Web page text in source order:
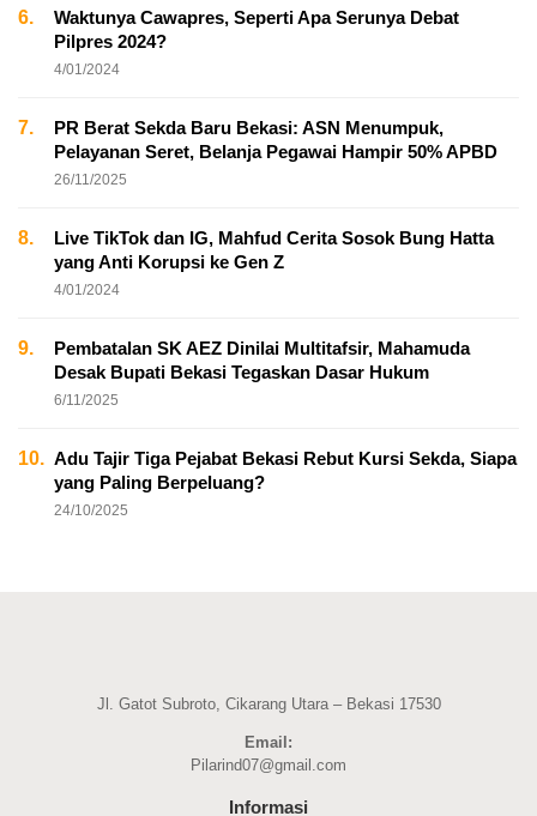
6.
Waktunya Cawapres, Seperti Apa Serunya Debat
Pilpres 2024?
4/01/2024
7.
PR Berat Sekda Baru Bekasi: ASN Menumpuk,
Pelayanan Seret, Belanja Pegawai Hampir 50% APBD
26/11/2025
8.
Live TikTok dan IG, Mahfud Cerita Sosok Bung Hatta
yang Anti Korupsi ke Gen Z
4/01/2024
9.
Pembatalan SK AEZ Dinilai Multitafsir, Mahamuda
Desak Bupati Bekasi Tegaskan Dasar Hukum
6/11/2025
10. Adu Tajir Tiga Pejabat Bekasi Rebut Kursi Sekda, Siapa
yang Paling Berpeluang?
24/10/2025
Jl. Gatot Subroto, Cikarang Utara – Bekasi 17530
Email:
Pilarind07@gmail.com
Informasi